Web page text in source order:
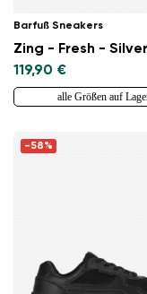
Barfuß Sneakers
Zing - Fresh - Silver
119,90 €
alle Größen auf
-58%